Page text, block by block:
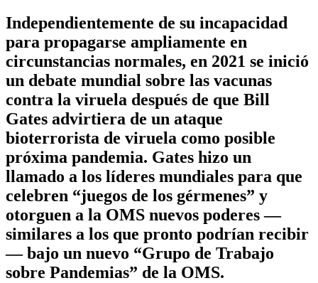
Independientemente de su incapacidad
para propagarse ampliamente en
circunstancias normales, en 2021 se inició
un debate mundial sobre las vacunas
contra la viruela después de que Bill
Gates advirtiera de un ataque
bioterrorista de viruela como posible
próxima pandemia. Gates hizo un
llamado a los líderes mundiales para que
celebren “juegos de los gérmenes” y
otorguen a la OMS nuevos poderes —
similares a los que pronto podrían recibir
— bajo un nuevo “Grupo de Trabajo
sobre Pandemias” de la OMS.